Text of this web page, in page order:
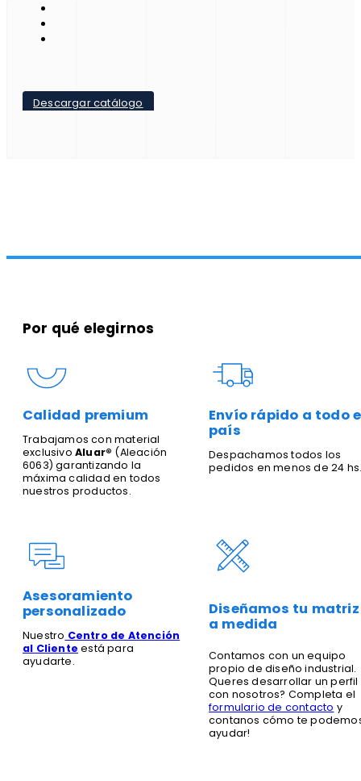
Descargar catálogo
Por qué elegirnos
Calidad premium
Trabajamos con material
exclusivo Aluar® (Aleación
6063) garantizando la
máxima calidad en todos
nuestros productos.
Envío rápido a todo
país
Despachamos todos los
pedidos en menos de 24
Asesoramiento
personalizado
Nuestro Centro de Atención
al Cliente está para
ayudarte.
Diseñamos tu matriz
a medida
Contamos con un equipo
propio de diseño industrial.
Queres desarrollar un perfil
con nosotros? Completa el
formulario de contacto y
contanos cómo te
ayudar!